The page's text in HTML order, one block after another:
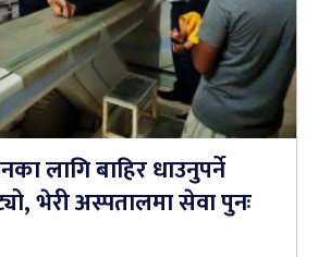
लागि बाहिर धाउनुपर्ने
भेरी अस्पतालमा सेवा पुनः